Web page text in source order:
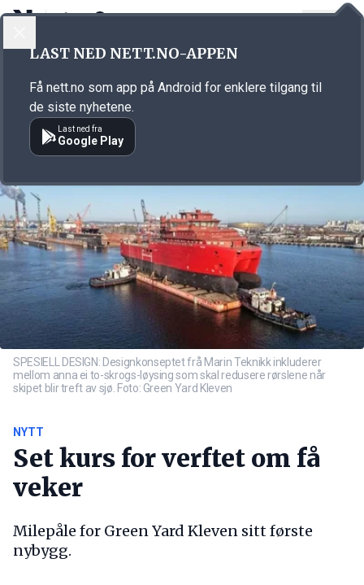
Annonsørinnhold
SPESIELL DESIGN: Designkonseptet frå Marin Teknikk inkluderer
mellom anna ei to-skrogs-løysing som skal redusere rørslene når
skipet blir treft av sjø. Foto: Green Yard Kleven
NYTT
Set kurs for verftet om få
veker
Milepåle for Green Yard Kleven sitt første
nybygg.
LAST NED NETT.NO-APPEN
Få nett.no som app på Android for enklere tilgang til
de siste nyhetene.
Last ned fra
Google Play